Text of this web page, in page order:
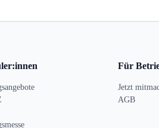
Für
Jetzt
AGB